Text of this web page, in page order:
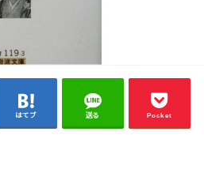
はてブ 送る Pocket